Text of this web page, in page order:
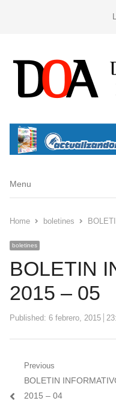
Menu
Menu
Home boletines
boletines
BOLETIN
2015 – 05
Published: 6 febrero, 2015
Navegación
de
Previous
Previous
post:
BOLETIN
2015 – 04